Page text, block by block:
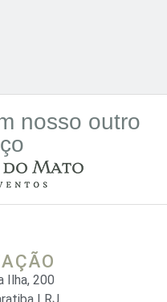
nosso outro
Ilha, 200